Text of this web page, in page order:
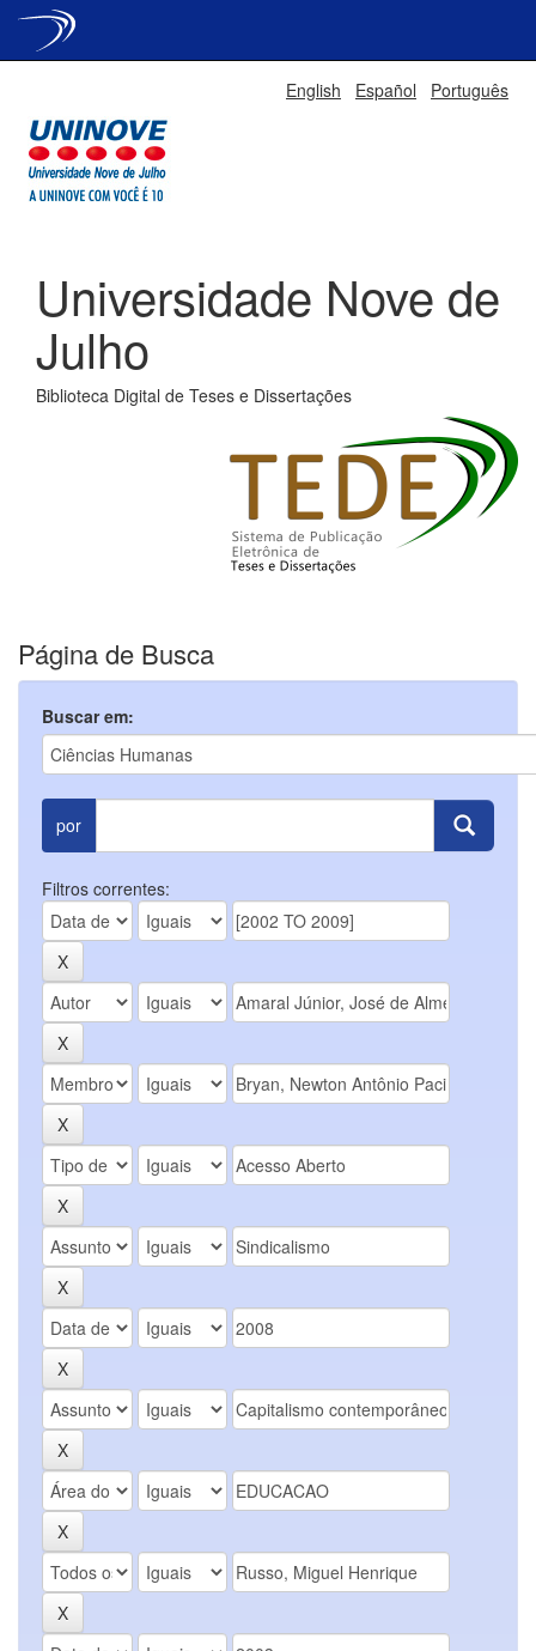
English Español Português
Universidade Nove de
Julho
Biblioteca Digital de Teses e Dissertações
Página de Busca
Buscar em:
por
Filtros correntes: